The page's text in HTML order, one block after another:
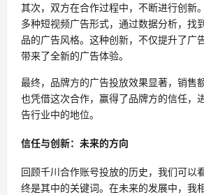
其次，双方在合作过程中，不断进行创新
多种短视频广告形式，通过数据分析，找
品的广告风格。这种创新，不仅提升了广
带来了全新的广告体验。
最终，品牌方的广告投放效果显著，销售
也凭借这次合作，赢得了品牌方的信任，
告行业中的地位。
信任与创新：未来的方向
回顾千川合作账号投放的历史，我们可以
终是其中的关键词。在未来的发展中，我